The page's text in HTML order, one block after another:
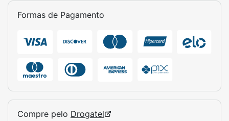
Formas de Pagamento
Compre pelo Drogatel